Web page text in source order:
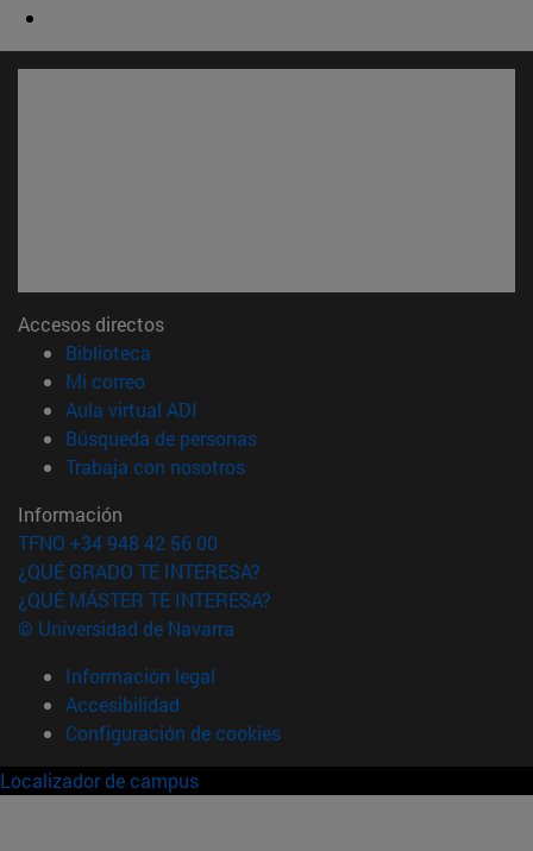
Accesos directos
Biblioteca
Mi correo(abre en nueva ventana)
Aula virtual ADI
Búsqueda de personas(abre en nueva ventana)
Trabaja con nosotros(abre en nueva ventana)
Información
TFNO +34 948 42 56 00
¿QUÉ GRADO TE INTERESA?
¿QUÉ MÁSTER TE INTERESA?
© Universidad de Navarra
Información legal
Accesibilidad
Configuración de cookies
Localizador de campus